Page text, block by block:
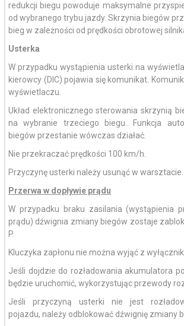
redukcji biegu powoduje maksymalne
od wybranego trybu jazdy. Skrzynia biegów
bieg w zależności od prędkości obrotowej
Usterka
W przypadku wystąpienia usterki na
kierowcy (DIC) pojawia się komunikat.
wyświetlaczu.
Układ elektronicznego sterowania skrzynią
na wybranie trzeciego biegu. Funkcja
biegów przestanie wówczas działać.
Nie przekraczać prędkości 100 km/h.
Przyczynę usterki należy usunąć w warsztacie.
Przerwa w dopływie prądu
W przypadku braku zasilania (wystąpienia
prądu) dźwignia zmiany biegów zostaje
P.
Kluczyka zapłonu nie można wyjąć z
Jeśli dojdzie do rozładowania akumulatora
będzie uruchomić, wykorzystując przewody
Jeśli przyczyną usterki nie jest
pojazdu, należy odblokować dźwignię zmiany